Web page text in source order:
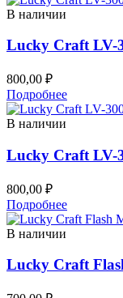
В наличии
Lucky Craft LV-
800,00 ₽
Подробнее
В наличии
Lucky Craft LV-
800,00 ₽
Подробнее
В наличии
Lucky Craft